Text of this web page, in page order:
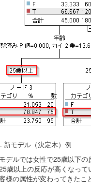
新モデル（決定木）例
デルでは女性で25歳以下の
歳以上の反応が高くなっ
様の属性が変わってきたこ